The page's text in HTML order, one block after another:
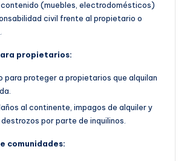
contenido (muebles, electrodomésticos)
civil frente al propietario o
propietarios:
para proteger a propietarios que alquilan
al continente, impagos de alquiler y
por parte de inquilinos.
comunidades: